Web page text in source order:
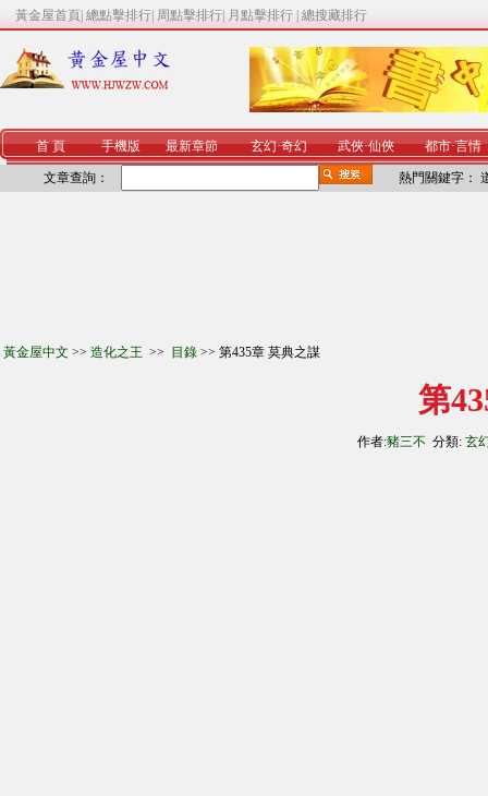
黃金屋首頁 總點擊排行 周點擊排行 月點擊排行 總搜藏排行
首 頁 手機版 最新章節 玄幻·奇幻 武俠·仙俠 都市·言情
文章查詢： 熱門關鍵字：
黃金屋中文 >> 造化之王 >> 目錄 >> 第435章 莫典之謀
第
作者:豬三不 分類: 玄